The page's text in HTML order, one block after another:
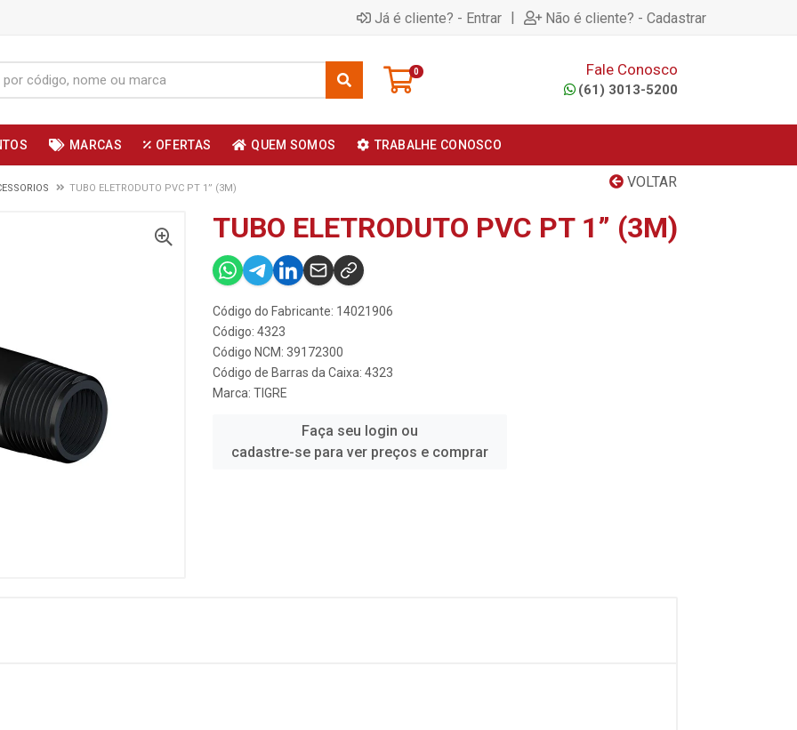
Já é cliente? - Entrar | Não é cliente? - Cadastrar
0 Fale Conosco
(61) 3013-5200
MARCAS OFERTAS QUEM SOMOS TRABALHE CONOSCO
VOLTAR
TUBO ELETRODUTO PVC PT 1” (3M)
TUBO ELETRODUTO PVC PT 1” (3M)
Código do Fabricante: 14021906
Código: 4323
Código NCM: 39172300
Código de Barras da Caixa: 4323
Marca: TIGRE
Faça seu login ou
cadastre-se para ver preços e comprar